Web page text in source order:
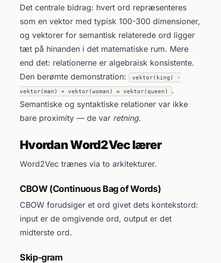
Det centrale bidrag: hvert ord repræsenteres
som en vektor med typisk 100-300 dimensioner,
og vektorer for semantisk relaterede ord ligger
tæt på hinanden i det matematiske rum. Mere
end det: relationerne er algebraisk konsistente.
Den berømte demonstration:
vektor(king) -
vektor(man) + vektor(woman) ≈ vektor(queen)
.
Semantiske og syntaktiske relationer var ikke
bare proximity — de var retning.
Hvordan Word2Vec lærer
Word2Vec trænes via to arkitekturer.
CBOW (Continuous Bag of Words)
CBOW forudsiger et ord givet dets kontekstord:
input er de omgivende ord, output er det
midterste ord.
Skip-gram